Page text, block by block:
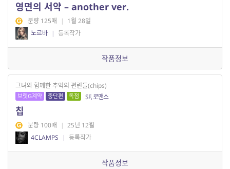
영면의 서약 – another ver.
분량 125매 | 1월 28일
노르바 | 등록작가
작품정보
그녀와 함께한 추억의 편린들(chips)
브릿G계약 중단편 독점 SF, 로맨스
칩
분량 100매 | 25년 12월
4CLAMPS
| 등록작가
작품정보